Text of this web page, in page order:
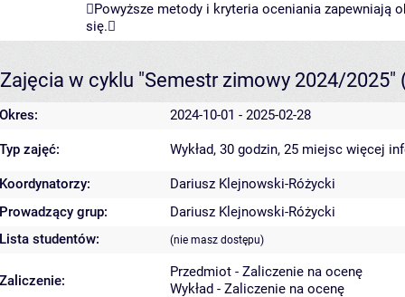
Powyższe metody i kryteria oceniania zapewniają
się.
Zajęcia w cyklu "Semestr zimowy 2024/2025"
Okres: 2024-10-01 - 2025-02-28
Typ zajęć: Wykład, 30 godzin, 25 miejsc więcej
Koordynatorzy:
Dariusz Klejnowski-Różycki
Prowadzący grup:
Dariusz Klejnowski-Różycki
Lista studentów:
(nie masz dostępu)
Zaliczenie:
Przedmiot - Zaliczenie na ocenę
Wykład - Zaliczenie na ocenę